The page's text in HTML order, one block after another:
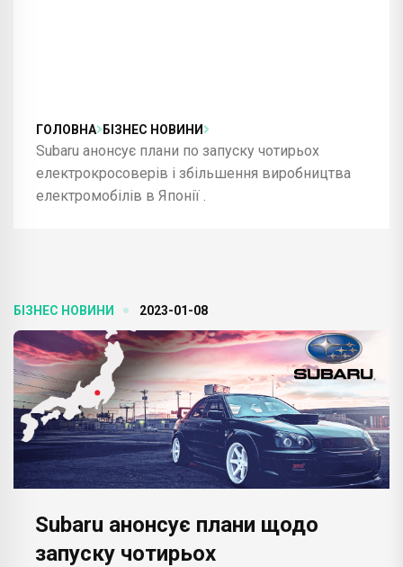
ГОЛОВНА БІЗНЕС НОВИНИ
Subaru анонсує плани по запуску чотирьох
електрокросоверів і збільшення виробництва
електромобілів в Японії .
БІЗНЕС НОВИНИ 2023-01-08
Subaru анонсує плани щодо
запуску чотирьох